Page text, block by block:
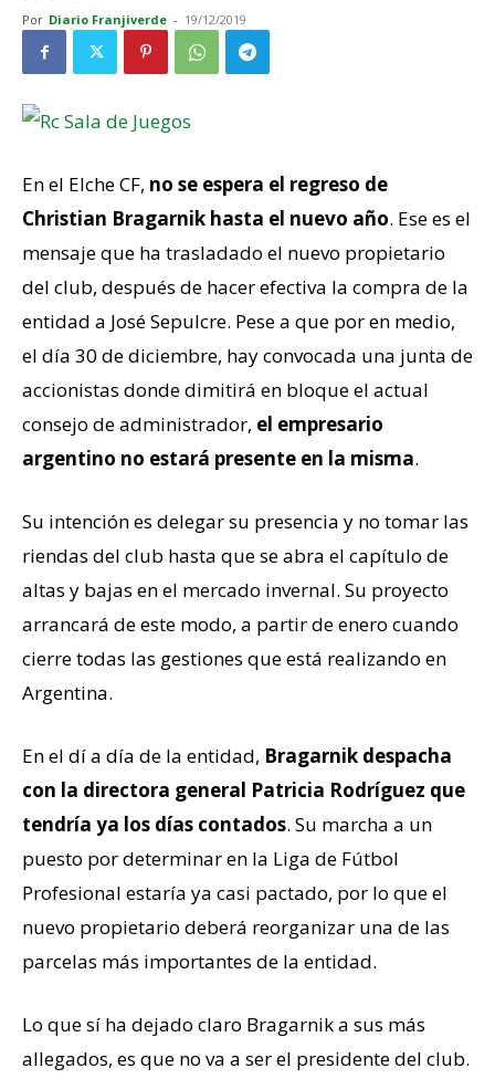
Por Diario Franjiverde - 19/12/2019
En el Elche CF, no se espera el regreso de
Christian Bragarnik hasta el nuevo año. Ese es el
mensaje que ha trasladado el nuevo propietario
del club, después de hacer efectiva la compra de la
entidad a José Sepulcre. Pese a que por en medio,
el día 30 de diciembre, hay convocada una junta de
accionistas donde dimitirá en bloque el actual
consejo de administrador, el empresario
argentino no estará presente en la misma.
Su intención es delegar su presencia y no tomar las
riendas del club hasta que se abra el capítulo de
altas y bajas en el mercado invernal. Su proyecto
arrancará de este modo, a partir de enero cuando
cierre todas las gestiones que está realizando en
Argentina.
En el dí a día de la entidad, Bragarnik despacha
con la directora general Patricia Rodríguez que
tendría ya los días contados. Su marcha a un
puesto por determinar en la Liga de Fútbol
Profesional estaría ya casi pactado, por lo que el
nuevo propietario deberá reorganizar una de las
parcelas más importantes de la entidad.
Lo que sí ha dejado claro Bragarnik a sus más
allegados, es que no va a ser el presidente del club.